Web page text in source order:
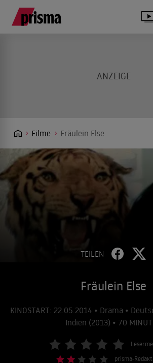
Filme Fräulein Else
TEILEN
Fräulein Else
KINOSTART: 22.05.2014 • Drama •
Indien (2013) • 70
prisma-